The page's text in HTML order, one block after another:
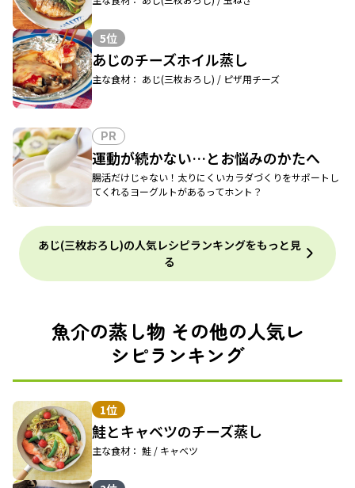
5位
あじのチーズホイル蒸し
主な食材： あじ(三枚おろし) / ピザ用チーズ
PR
運動が続かない…とお悩みのかたへ
腸活だけじゃない！太りにくいカラダづくりをサポートし
てくれるヨーグルトがあるってホント？
あじ(三枚おろし)の人気レシピランキングをもっと見
る
魚介の蒸し物 その他の人気レ
シピランキング
1位
鮭とキャベツのチーズ蒸し
主な食材： 鮭 / キャベツ